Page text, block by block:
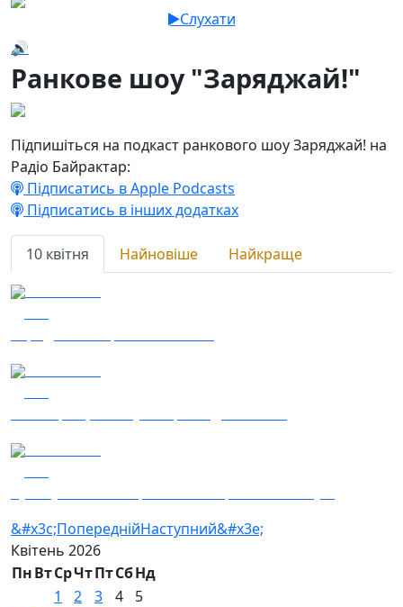
Слухати
🔊
Ранкове шоу "Заряджай!"
Підпишіться на подкаст ранкового шоу Заряджай! на
Радіо Байрактар:
Підписатись в Apple Podcasts
Підписатись в інших додатках
10 квітня Найновіше
Найкраще
&#x3c;ПопереднійНаступний&#x3e;
Квітень 2026
ПнВтСрЧтПтСбНд
1
2 3 4
5